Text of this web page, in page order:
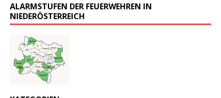
ALARMSTUFEN DER FEUERWEHREN IN
NIEDERÖSTERREICH